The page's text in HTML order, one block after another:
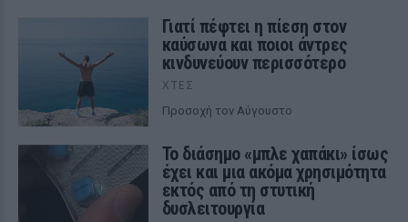
Γιατί πέφτει η πίεση στον
καύσωνα και ποιοι άντρες
κινδυνεύουν περισσότερο
ΧΤΕΣ
Προσοχή τον Αύγουστο
Το διάσημο «μπλε χαπάκι» ίσως
έχει και μια ακόμα χρησιμότητα
εκτός από τη στυτική
δυσλειτουργία